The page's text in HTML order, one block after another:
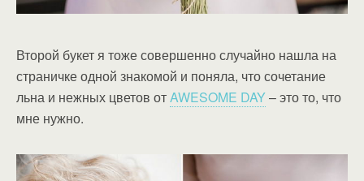
Второй букет я тоже совершенно случайно нашла на
страничке одной знакомой и поняла, что сочетание
льна и нежных цветов отAWESOME DAY– это то, что
мне нужно.